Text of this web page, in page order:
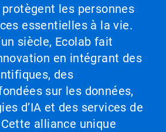
les personnes
essentielles à la vie.
siècle, Ecolab fait
en intégrant des
des
sur les données,
d’IA et des services de
alliance unique